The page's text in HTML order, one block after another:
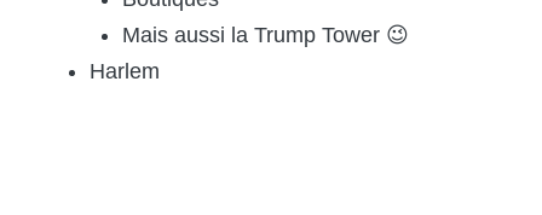
Mais aussi la Trump Tower 😉
Harlem